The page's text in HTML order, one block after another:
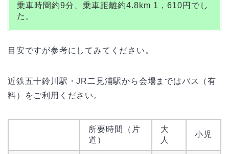
乗車時間約9分、乗車距離約4.8km 1，610円でし
た。
目安ですが参考にしてみてください。
近鉄五十鈴川駅・JR二見浦駅から会場まではバス（有
料）をご利用ください。
所要時間（片
道）
大
人
小児